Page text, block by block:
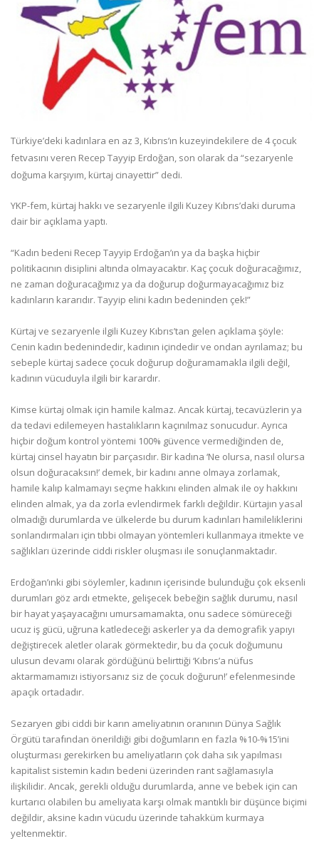
Türkiye’deki kadınlara en az 3, Kıbrıs’ın kuzeyindekilere de 4 çocuk
fetvasını veren Recep Tayyip Erdoğan, son olarak da “sezaryenle
doğuma karşıyım, kürtaj cinayettir” dedi.
YKP-fem, kürtaj hakkı ve sezaryenle ilgili Kuzey Kıbrıs’daki duruma
dair bir açıklama yaptı.
“Kadın bedeni Recep Tayyip Erdoğan’ın ya da başka hiçbir
politikacının disiplini altında olmayacaktır. Kaç çocuk doğuracağımız,
ne zaman doğuracağımız ya da doğurup doğurmayacağımız biz
kadınların kararıdır. Tayyip elini kadın bedeninden çek!”
Kürtaj ve sezaryenle ilgili Kuzey Kıbrıs’tan gelen açıklama şöyle:
Cenin kadın bedenindedir, kadının içindedir ve ondan ayrılamaz; bu
sebeple kürtaj sadece çocuk doğurup doğuramamakla ilgili değil,
kadının vücuduyla ilgili bir karardır.
Kimse kürtaj olmak için hamile kalmaz. Ancak kürtaj, tecavüzlerin ya
da tedavi edilemeyen hastalıkların kaçınılmaz sonucudur. Ayrıca
hiçbir doğum kontrol yöntemi 100% güvence vermediğinden de,
kürtaj cinsel hayatın bir parçasıdır. Bir kadına ‘Ne olursa, nasıl olursa
olsun doğuracaksın!’ demek, bir kadını anne olmaya zorlamak,
hamile kalıp kalmamayı seçme hakkını elinden almak ile oy hakkını
elinden almak, ya da zorla evlendirmek farklı değildir. Kürtajın yasal
olmadığı durumlarda ve ülkelerde bu durum kadınları hamileliklerini
sonlandırmaları için tıbbi olmayan yöntemleri kullanmaya itmekte ve
sağlıkları üzerinde ciddi riskler oluşması ile sonuçlanmaktadır.
Erdoğan’ınki gibi söylemler, kadının içerisinde bulunduğu çok eksenli
durumları göz ardı etmekte, gelişecek bebeğin sağlık durumu, nasıl
bir hayat yaşayacağını umursamamakta, onu sadece sömüreceği
ucuz iş gücü, uğruna katledeceği askerler ya da demografik yapıyı
değiştirecek aletler olarak görmektedir, bu da çocuk doğumunu
ulusun devamı olarak gördüğünü belirttiği ‘Kıbrıs’a nüfus
aktarmamamızı istiyorsanız siz de çocuk doğurun!’ efelenmesinde
apaçık ortadadır.
Sezaryen gibi ciddi bir karın ameliyatının oranının Dünya Sağlık
Örgütü tarafından önerildiği gibi doğumların en fazla %10-%15’ini
oluşturması gerekirken bu ameliyatların çok daha sık yapılması
kapitalist sistemin kadın bedeni üzerinden rant sağlamasıyla
ilişkilidir. Ancak, gerekli olduğu durumlarda, anne ve bebek için can
kurtarıcı olabilen bu ameliyata karşı olmak mantıklı bir düşünce biçimi
değildir, aksine kadın vücudu üzerinde tahakküm kurmaya
yeltenmektir.